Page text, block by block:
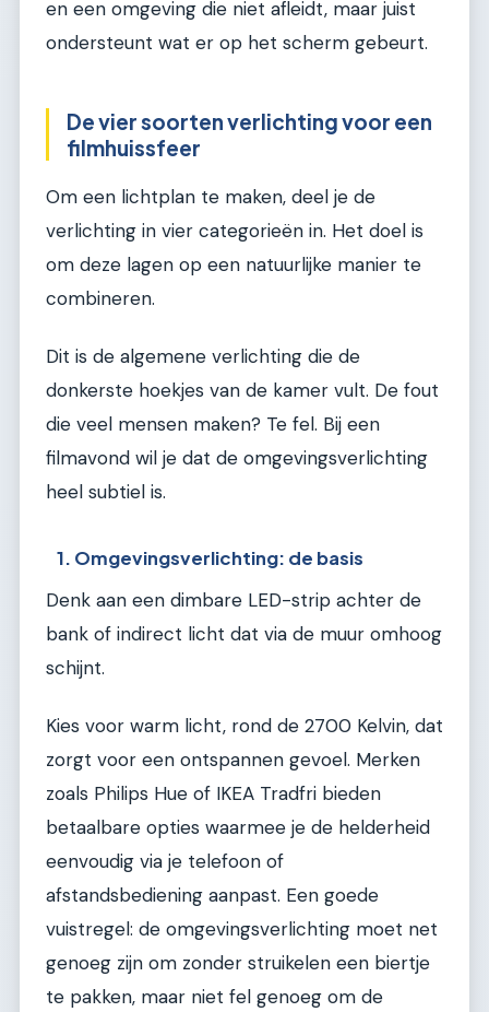
en een omgeving die niet afleidt, maar juist
ondersteunt wat er op het scherm gebeurt.
De vier soorten verlichting voor een
filmhuissfeer
Om een lichtplan te maken, deel je de
verlichting in vier categorieën in. Het doel is
om deze lagen op een natuurlijke manier te
combineren.
Dit is de algemene verlichting die de
donkerste hoekjes van de kamer vult. De fout
die veel mensen maken? Te fel. Bij een
filmavond wil je dat de omgevingsverlichting
heel subtiel is.
1. Omgevingsverlichting: de basis
Denk aan een dimbare LED-strip achter de
bank of indirect licht dat via de muur omhoog
schijnt.
Kies voor warm licht, rond de 2700 Kelvin, dat
zorgt voor een ontspannen gevoel. Merken
zoals Philips Hue of IKEA Tradfri bieden
betaalbare opties waarmee je de helderheid
eenvoudig via je telefoon of
afstandsbediening aanpast. Een goede
vuistregel: de omgevingsverlichting moet net
genoeg zijn om zonder struikelen een biertje
te pakken, maar niet fel genoeg om de